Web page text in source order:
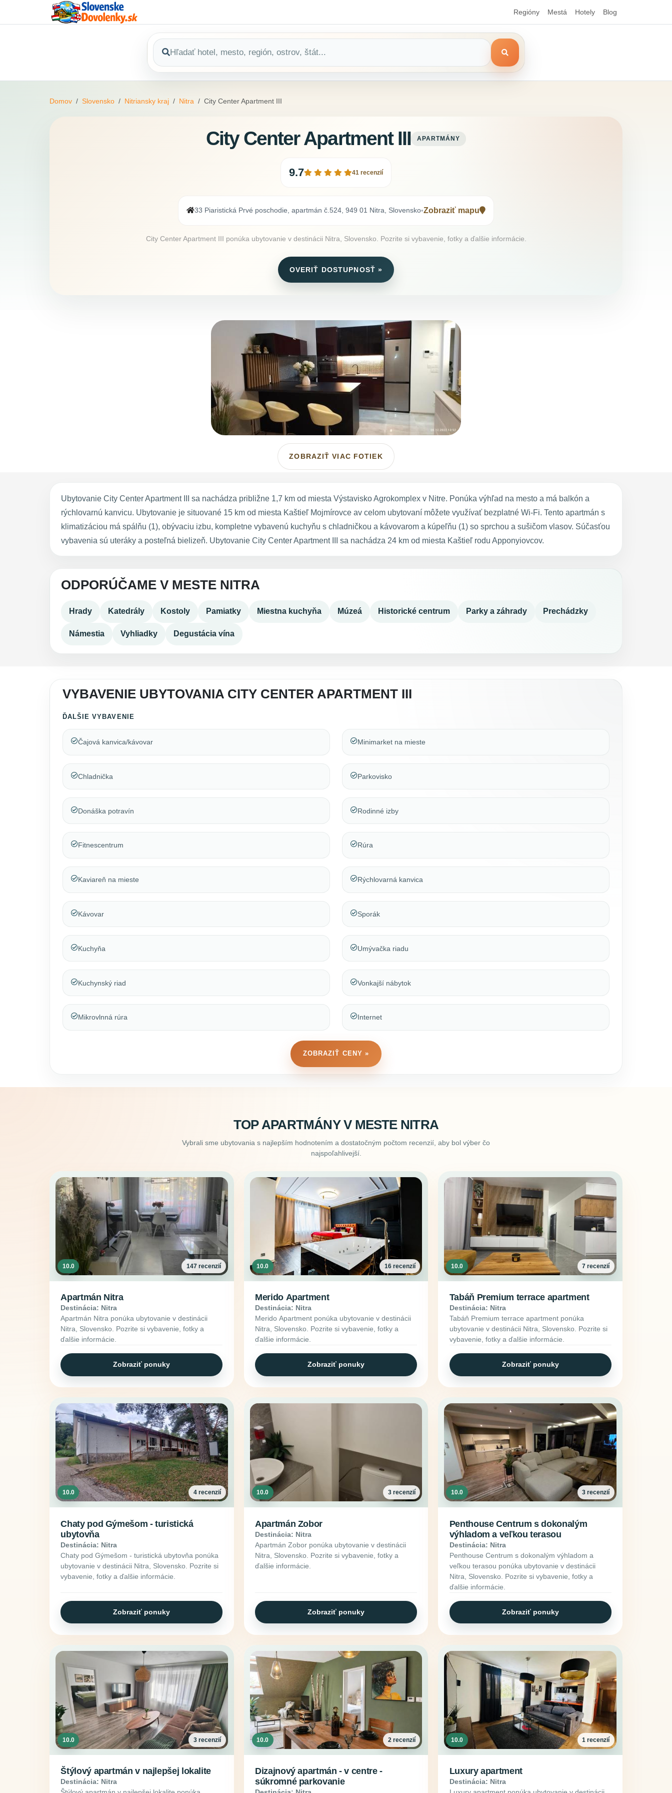
Regióny Mestá Hotely Blog
Domov Slovensko Nitriansky kraj Nitra City Center Apartment III
City Center Apartment III APARTMÁNY
9.7 41 recenzií
33 Piaristická Prvé poschodie, apartmán č.524, 949 01 Nitra, Slovensko•Zobraziť mapu
City Center Apartment III ponúka ubytovanie v destinácii Nitra, Slovensko. Pozrite si vybavenie, fotky a ďalšie informácie.
OVERIŤ DOSTUPNOSŤ »
ZOBRAZIŤ VIAC FOTIEK
Ubytovanie City Center Apartment III sa nachádza približne 1,7 km od miesta Výstavisko Agrokomplex v Nitre. Ponúka výhľad na mesto a má balkón a
rýchlovarnú kanvicu. Ubytovanie je situované 15 km od miesta Kaštieľ Mojmírovce av celom ubytovaní môžete využívať bezplatné Wi-Fi. Tento apartmán s
klimatizáciou má spálňu (1), obývaciu izbu, kompletne vybavenú kuchyňu s chladničkou a kávovarom a kúpeľňu (1) so sprchou a sušičom vlasov. Súčasťou
vybavenia sú uteráky a posteľná bielizeň. Ubytovanie City Center Apartment III sa nachádza 24 km od miesta Kaštieľ rodu Apponyiovcov.
ODPORÚČAME V MESTE NITRA
Hrady Katedrály Kostoly Pamiatky Miestna kuchyňa Múzeá Historické centrum Parky a záhrady Prechádzky
Námestia Vyhliadky Degustácia vína
VYBAVENIE UBYTOVANIA CITY CENTER APARTMENT III
ĎALŠIE VYBAVENIE
Čajová kanvica/kávovar
Chladnička
Donáška potravín
Fitnescentrum
Kaviareň na mieste
Kávovar
Kuchyňa
Kuchynský riad
Mikrovlnná rúra
Minimarket na mieste
Parkovisko
Rodinné izby
Rúra
Rýchlovarná kanvica
Sporák
Umývačka riadu
Vonkajší nábytok
Internet
ZOBRAZIŤ CENY »
TOP APARTMÁNY V MESTE NITRA
Vybrali sme ubytovania s najlepším hodnotením a dostatočným počtom recenzií, aby bol výber čo
najspoľahlivejší.
10.0 147 recenzií
Apartmán Nitra
Destinácia: Nitra
Apartmán Nitra ponúka ubytovanie v destinácii
Nitra, Slovensko. Pozrite si vybavenie, fotky a
ďalšie informácie.
Zobraziť ponuky
10.0 16 recenzií
Merido Apartment
Destinácia: Nitra
Merido Apartment ponúka ubytovanie v destinácii
Nitra, Slovensko. Pozrite si vybavenie, fotky a
ďalšie informácie.
Zobraziť ponuky
10.0 7 recenzií
Tabáň Premium terrace apartment
Destinácia: Nitra
Tabáň Premium terrace apartment ponúka
ubytovanie v destinácii Nitra, Slovensko. Pozrite si
vybavenie, fotky a ďalšie informácie.
Zobraziť ponuky
10.0 4 recenzií
Chaty pod Gýmešom - turistická
ubytovňa
Destinácia: Nitra
Chaty pod Gýmešom - turistická ubytovňa ponúka
ubytovanie v destinácii Nitra, Slovensko. Pozrite si
vybavenie, fotky a ďalšie informácie.
Zobraziť ponuky
10.0 3 recenzií
Apartmán Zobor
Destinácia: Nitra
Apartmán Zobor ponúka ubytovanie v destinácii
Nitra, Slovensko. Pozrite si vybavenie, fotky a
ďalšie informácie.
Zobraziť ponuky
10.0 3 recenzií
Penthouse Centrum s dokonalým
výhladom a veľkou terasou
Destinácia: Nitra
Penthouse Centrum s dokonalým výhladom a
veľkou terasou ponúka ubytovanie v destinácii
Nitra, Slovensko. Pozrite si vybavenie, fotky a
ďalšie informácie.
Zobraziť ponuky
10.0 3 recenzií
Štýlový apartmán v najlepšej lokalite
Destinácia: Nitra
10.0 2 recenzií
Dizajnový apartmán - v centre -
súkromné parkovanie
10.0 1 recenzií
Luxury apartment
Destinácia: Nitra